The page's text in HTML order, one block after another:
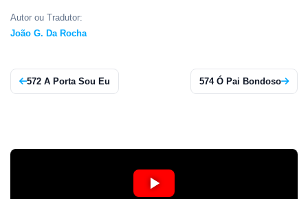
MINI
DOC
Autor ou Tradutor:
João G. Da Rocha
572 A Porta Sou Eu 574 Ó Pai Bondoso